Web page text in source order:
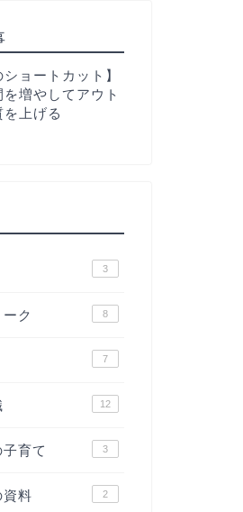
ショートカット】
増やしてアウト
上げる
3
ク 8
7
12
育て 3
資料 2